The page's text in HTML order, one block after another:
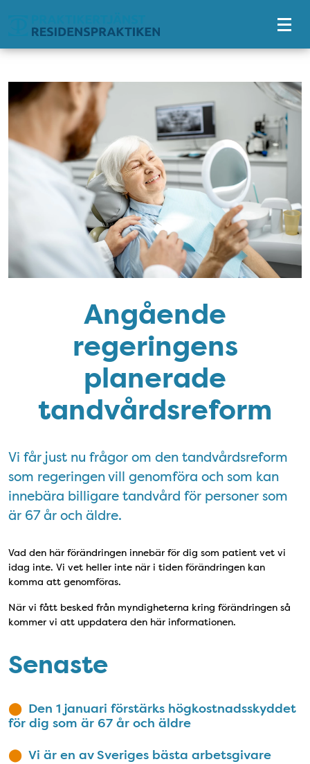
Angående
regeringens
planerade
tandvårdsreform
Vi får just nu frågor om den tandvårdsreform
som regeringen vill genomföra och som kan
innebära billigare tandvård för personer som
är 67 år och äldre.
Vad den här förändringen innebär för dig som patient vet vi
idag inte. Vi vet heller inte när i tiden förändringen kan
komma att genomföras.
När vi fått besked från myndigheterna kring förändringen så
kommer vi att uppdatera den här informationen.
Senaste
Den 1 januari förstärks högkostnadsskyddet
för dig som är 67 år och äldre
Vi är en av Sveriges bästa arbetsgivare